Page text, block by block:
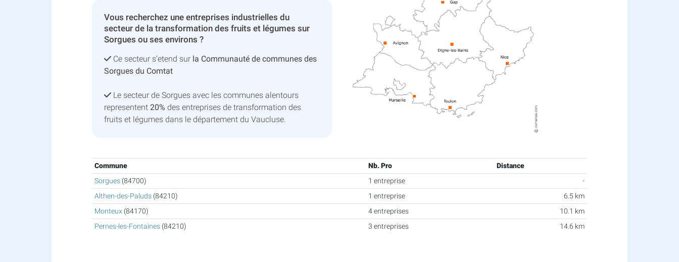
Vous recherchez une entreprises industrielles du
secteur de la transformation des fruits et légumes sur
Sorgues ou ses environs ?
Ce secteur s’etend sur la Communauté de communes des
Sorgues du Comtat
Le secteur de Sorgues avec les communes alentours
representent 20% des entreprises de transformation des
fruits et légumes dans le département du Vaucluse.
Commune Nb. Pro
Distance
Sorgues(84700) 1 entreprise
-
Althen-des-Paluds(84210) 1 entreprise
6.5 km
Monteux(84170) 4 entreprises
10.1 km
Pernes-les-Fontaines(84210) 3 entreprises 14.6 km